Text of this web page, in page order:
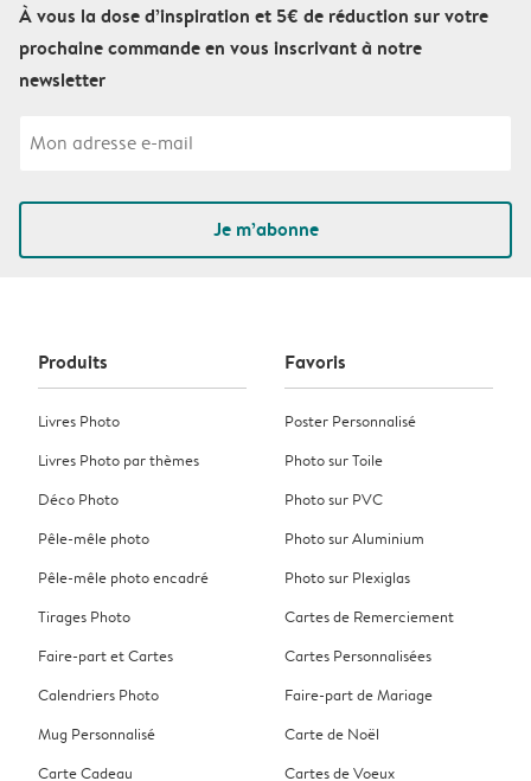
À vous la dose d’inspiration et 5€ de réduction sur votre
prochaine commande en vous inscrivant à notre
newsletter
Je m’abonne
Produits
Livres Photo
Livres Photo par thèmes
Déco Photo
Pêle-mêle photo
Pêle-mêle photo encadré
Tirages Photo
Faire-part et Cartes
Calendriers Photo
Mug Personnalisé
Carte Cadeau
Favoris
Poster Personnalisé
Photo sur Toile
Photo sur PVC
Photo sur Aluminium
Photo sur Plexiglas
Cartes de Remerciement
Cartes Personnalisées
Faire-part de Mariage
Carte de Noël
Cartes de Voeux